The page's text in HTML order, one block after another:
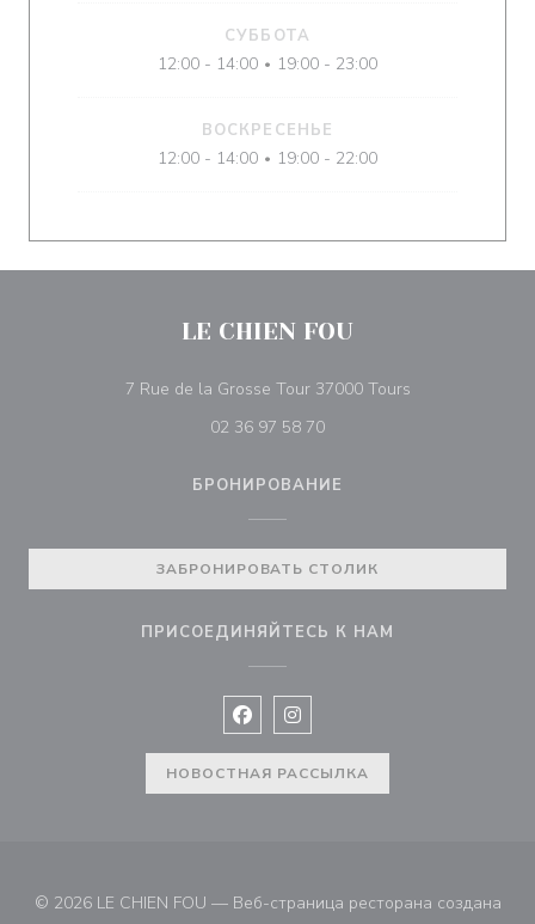
СУББОТА
12:00 - 14:00 • 19:00 - 23:00
ВОСКРЕСЕНЬЕ
12:00 - 14:00 • 19:00 - 22:00
LE CHIEN FOU
7 Rue de la Grosse Tour 37000 Tours((открывается
02 36 97 58 70
БРОНИРОВАНИЕ
ЗАБРОНИРОВАТЬ СТОЛИК
ПРИСОЕДИНЯЙТЕСЬ К НАМ
Facebook ((открывается в новом
Instagram ((открывается в
НОВОСТНАЯ РАССЫЛКА
© 2026 LE CHIEN FOU — Веб-страница ресторана создана